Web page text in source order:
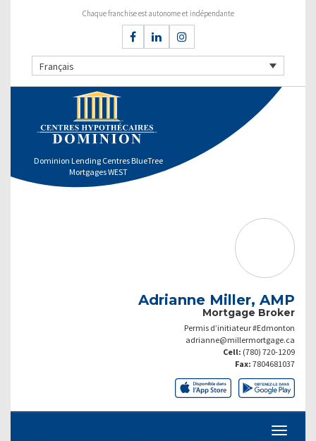
Chaque franchise est autonome et indépendante
Français
Dominion Lending Centres BlueTree
Mortgages WEST
Adrianne Miller, AMP
Mortgage Broker
Permis d’initiateur #Edmonton
adrianne@millermortgage.ca
Cell: (780) 720-1209
Fax: 7804681037